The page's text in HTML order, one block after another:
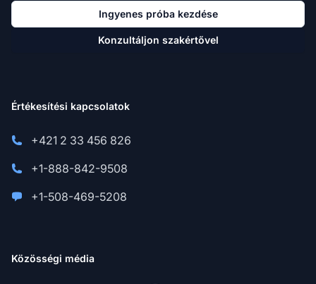
Ingyenes próba kezdése
Konzultáljon szakértővel
Értékesítési kapcsolatok
+421 2 33 456 826
+1-888-842-9508
+1-508-469-5208
Közösségi média